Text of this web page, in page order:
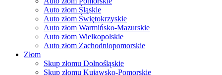
Auto złom Śląskie
Auto złom Świętokrzyskie
Auto złom Warmińsko-Mazurskie
Auto złom Wielkopolskie
Auto złom Zachodniopomorskie
Złom
Skup złomu Dolnośląskie
Skup złomu Kujawsko-Pomorskie